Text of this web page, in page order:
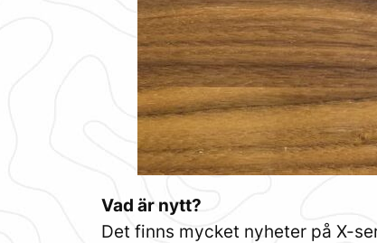
Vad är nytt?
Det finns mycket nyheter på X-